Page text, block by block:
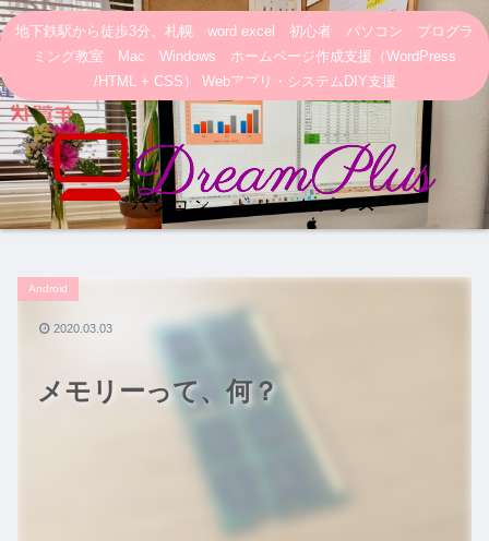
地下鉄駅から徒歩3分、札幌 word excel 初心者 パソコン プログラ
ミング教室 Mac Windows ホームページ作成支援（WordPress
/HTML + CSS） Webアプリ・システムDIY支援
メモリーって、何？
Android
2020.03.03